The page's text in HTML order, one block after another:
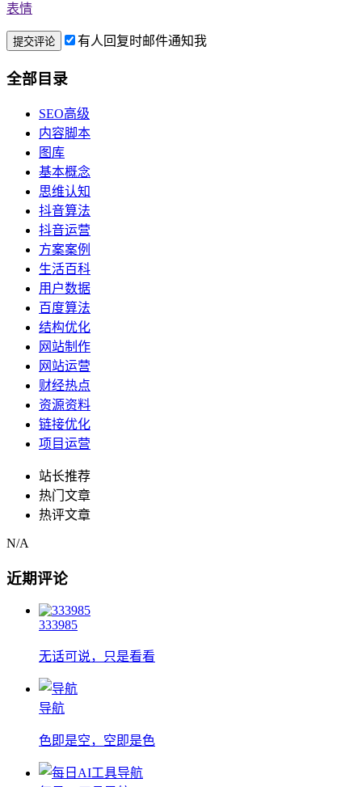
表情
有人回复时邮件通知我
全部目录
SEO高级
内容脚本
图库
基本概念
思维认知
抖音算法
抖音运营
方案案例
生活百科
用户数据
百度算法
结构优化
网站制作
网站运营
财经热点
资源资料
链接优化
项目运营
站长推荐
热门文章
热评文章
N/A
近期评论
333985
无话可说，只是看看
导航
色即是空，空即是色